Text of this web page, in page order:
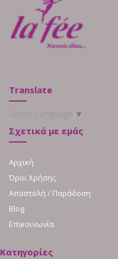
Translate
▼
Σχετικά με εμάς
Αρχική
Όροι Χρήσης
Αποστολή / Παράδοση
Blog
Επικοινωνία
Κατηγορίες